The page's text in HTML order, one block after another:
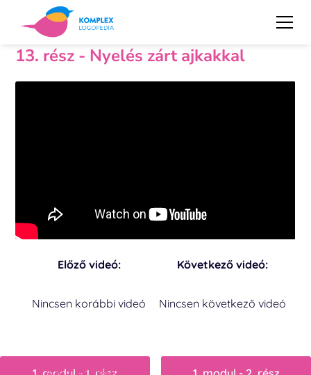
13. rész - Nyelés zárt ajkakkal
Előző videó:
Nincsen korábbi videó
Következő videó:
Nincsen következő videó
Vissza a főoldalra